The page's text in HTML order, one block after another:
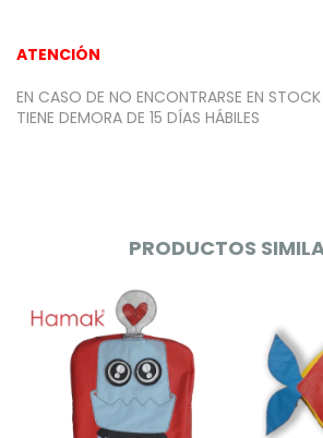
ATENCIÓN
EN CASO DE NO ENCONTRARSE EN
TIENE DEMORA DE 15 DÍAS HÁBILES
PRODUCTOS